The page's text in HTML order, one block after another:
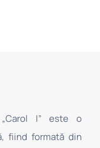
„Carol I” este o
fiind formată din